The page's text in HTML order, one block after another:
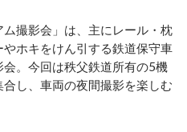
撮影会」は、主にレール・枕
ホキをけん引する鉄道保守車
。今回は秩父鉄道所有の5機
し、車両の夜間撮影を楽しむ